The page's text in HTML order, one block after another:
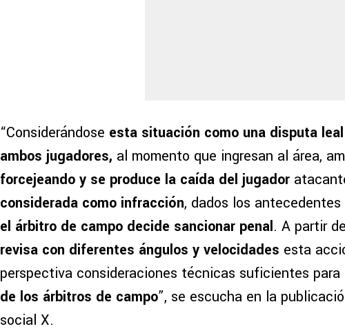
“Considerándose esta situación como una disputa
ambos jugadores, al momento que ingresan al área,
forcejeando y se produce la caída del jugador
considerada como infracción, dados los
el árbitro de campo decide sancionar penal. A partir
revisa con diferentes ángulos y velocidades esta
perspectiva consideraciones técnicas suficientes para
de los árbitros de campo”, se escucha en la
social X.